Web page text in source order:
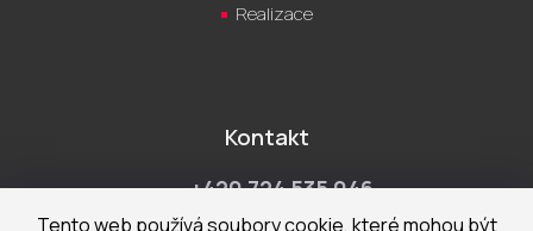
Tento web používá soubory cookie, které mohou být
Realizace
Kontakt
+420 724 535 046
Po-Pá 9:00 - 18:00 hod